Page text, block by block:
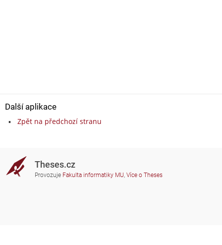
Další aplikace
Zpět na předchozí stranu
Theses.cz
Provozuje Fakulta informatiky MU, Více o Theses